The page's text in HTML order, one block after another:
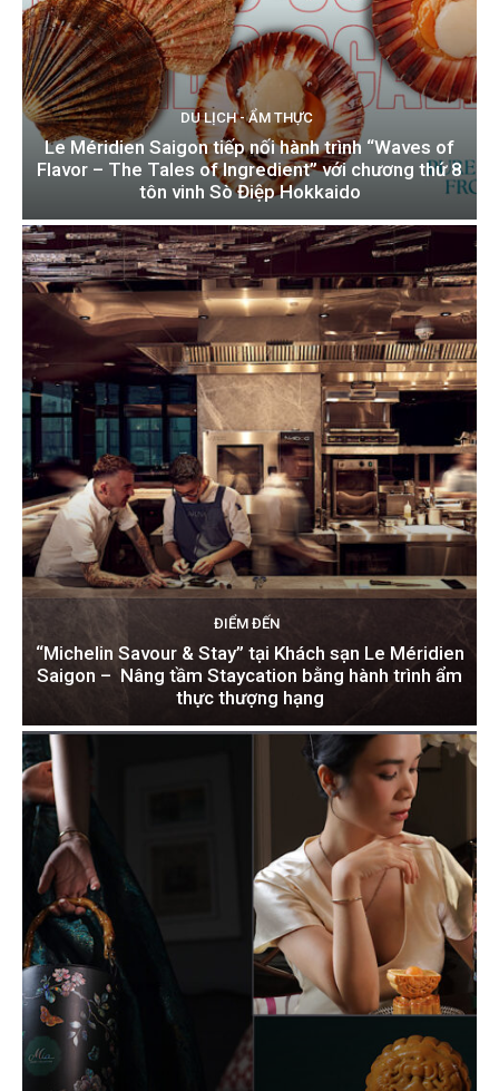
DU LỊCH - ẨM THỰC
Le Méridien Saigon tiếp nối hành trình “Waves of
Flavor – The Tales of Ingredient” với chương thứ 8
tôn vinh Sò Điệp Hokkaido
ĐIỂM ĐẾN
“Michelin Savour & Stay” tại Khách sạn Le Méridien
Saigon – Nâng tầm Staycation bằng hành trình ẩm
thực thượng hạng